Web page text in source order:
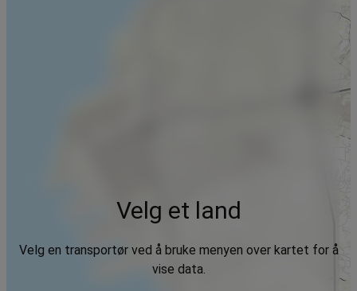
Velg et land
Velg en transportør ved å bruke menyen over kartet for å
vise data.